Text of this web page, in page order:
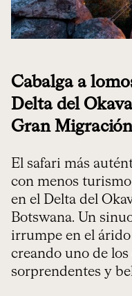
Cabalga a
Delta del
Gran Migración
El safari más
con menos
en el Delta del
Botswana. Un
irrumpe en el
creando uno de los
sorprendentes y